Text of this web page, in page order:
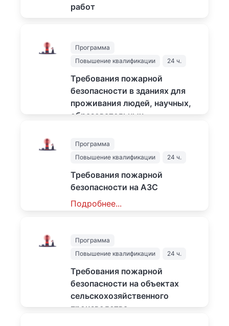
работ
Программа
Повышение квалификации
24 ч.
Требования пожарной
безопасности в зданиях для
проживания людей, научных,
образовательных,
зрелищных и лечебных
учреждениях
Программа
Повышение квалификации
24 ч.
Требования пожарной
безопасности на АЗС
Подробнее...
Программа
Повышение квалификации
24 ч.
Требования пожарной
безопасности на объектах
сельскохозяйственного
производства